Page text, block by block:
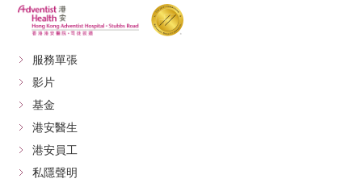
服務單張
影片
基金
港安醫生
港安員工
私隱聲明